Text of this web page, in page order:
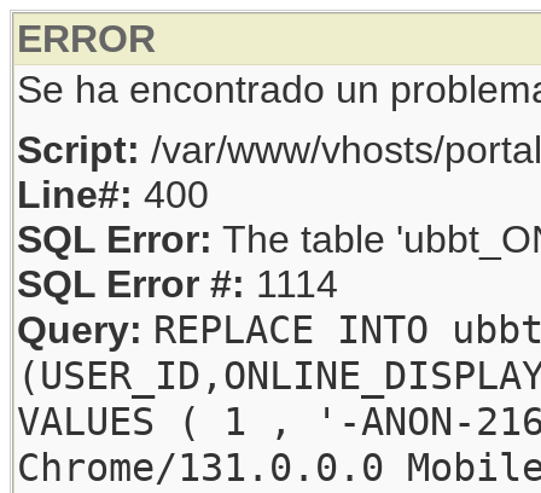
ERROR
Se ha encontrado un
Script: /var/www/vhosts/
Line#: 400
SQL Error: The table
SQL Error #: 1114
Query: REPLACE INTO
VALUES ( 1 , '-
Chrome/131.0.0.0